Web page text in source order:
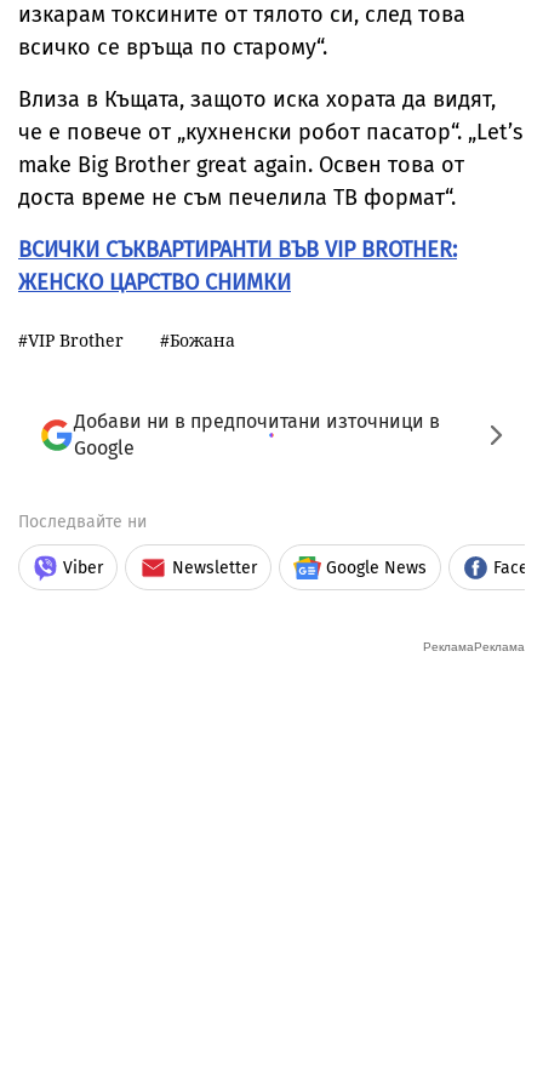
изкарам токсините от тялото си, след това
всичко се връща по старому“.
Влиза в Къщата, защото иска хората да видят,
че е повече от „кухненски робот пасатор“. „Let’s
make Big Brother great again. Освен това от
доста време не съм печелила ТВ формат“.
ВСИЧКИ СЪКВАРТИРАНТИ ВЪВ VIP BROTHER:
ЖЕНСКО ЦАРСТВО СНИМКИ
VIP Brother Божана
Добави ни в предпочитани източници в
Google
Последвайте ни
Viber Newsletter Google News